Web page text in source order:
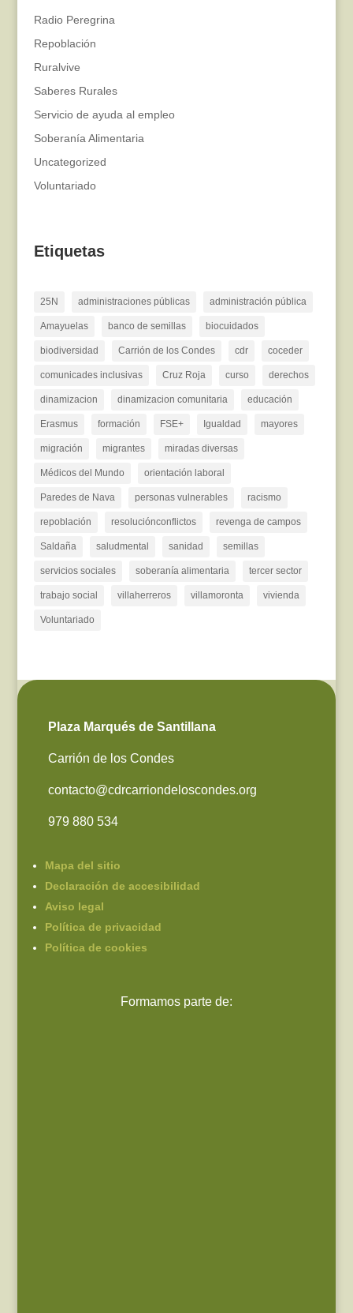
Radio Peregrina
Repoblación
Ruralvive
Saberes Rurales
Servicio de ayuda al empleo
Soberanía Alimentaria
Uncategorized
Voluntariado
Etiquetas
25N administraciones públicas administración pública
Amayuelas banco de semillas biocuidados
biodiversidad Carrión de los Condes cdr coceder
comunicades inclusivas Cruz Roja curso derechos
dinamizacion dinamizacion comunitaria educación
Erasmus formación FSE+ Igualdad mayores
migración migrantes miradas diversas
Médicos del Mundo orientación laboral
Paredes de Nava personas vulnerables racismo
repoblación resoluciónconflictos revenga de campos
Saldaña saludmental sanidad semillas
servicios sociales soberanía alimentaria tercer sector
trabajo social villaherreros villamoronta vivienda
Voluntariado
Plaza Marqués de Santillana
Carrión de los Condes
contacto@cdrcarriondeloscondes.org
979 880 534
Mapa del sitio
Declaración de accesibilidad
Aviso legal
Política de privacidad
Política de cookies
Formamos parte de: